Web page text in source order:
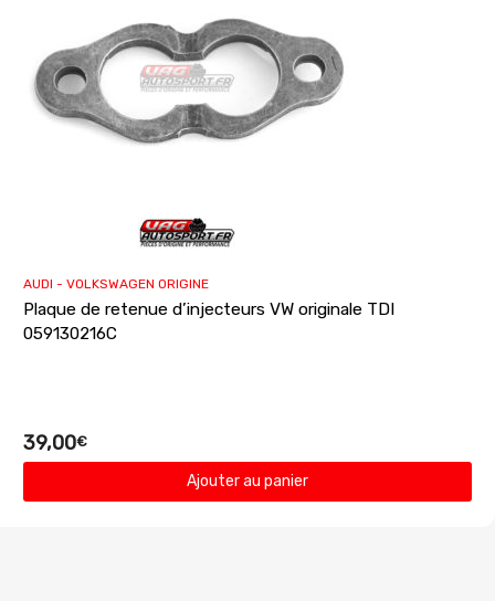
AUDI - VOLKSWAGEN ORIGINE
Plaque de retenue d’injecteurs VW originale TDI
059130216C
39,00€
Ajouter au panier